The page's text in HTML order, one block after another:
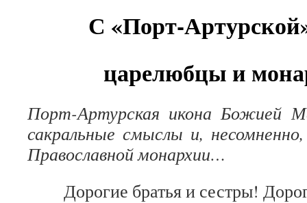
С «Порт-
царелюбцы и
Порт-Артурская икона Божией
сакральные смыслы и,
Православной монархии…
Дорогие братья и сестры!